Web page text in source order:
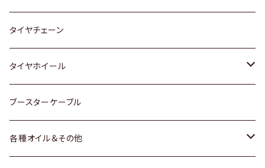
三菱
スバル
レクサス
マツダ
三菱
スバル
いすゞ
ダイハツ
マツダ
三菱
日産
ダイハツ
スバル
スズキ
日産
ダイハツ
マツダ
スズキ
日産
ダイハツ
マツダ
トヨタ
マツダ
タイヤチェーン
タイヤホイール
トヨタ
ホンダ
ブースターケーブル
各種オイル＆その他